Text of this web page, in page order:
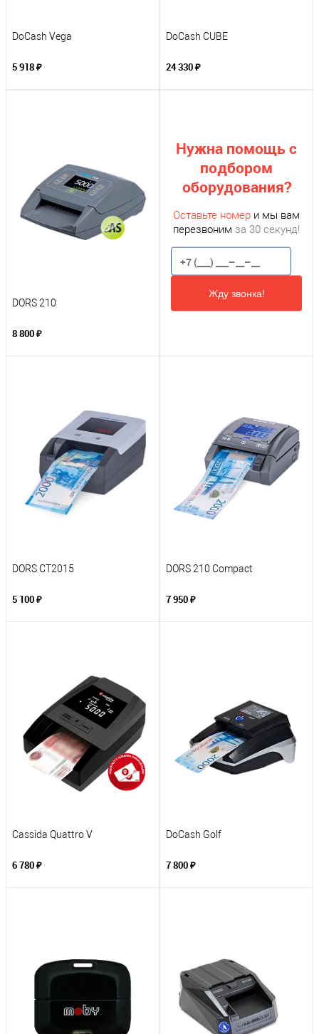
DoCash Vega
5 918 ₽
DoCash CUBE
24 330 ₽
DORS 210
8 800 ₽
Нужна помощь с
подбором
оборудования?
Оставьте номер и мы вам
перезвоним за 30 секунд!
Жду звонка!
DORS CT2015
5 100 ₽
DORS 210 Compact
7 950 ₽
Cassida Quattro V
6 780 ₽
DoCash Golf
7 800 ₽